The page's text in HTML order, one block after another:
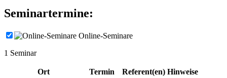
Seminartermine:
Online-Seminare
1 Seminar
Ort Termin Referent(en) Hinweise